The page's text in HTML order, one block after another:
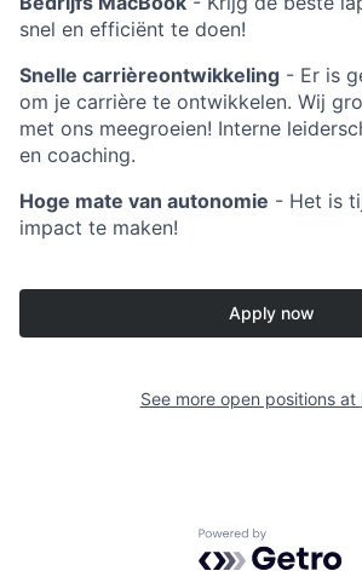
snel en efficiënt te doen!
Snelle carrièreontwikkeling - Er is
om je carrière te ontwikkelen. Wij
met ons meegroeien! Interne
en coaching.
Hoge mate van autonomie - Het is
impact te maken!
Apply now
See more open positions at
Powered by